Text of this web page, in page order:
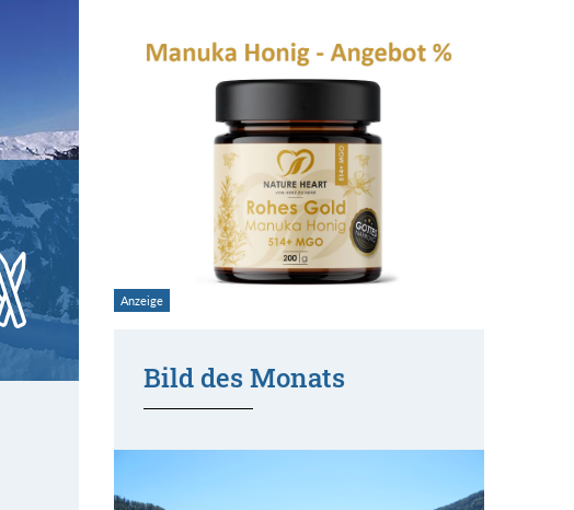
Bild des Monats